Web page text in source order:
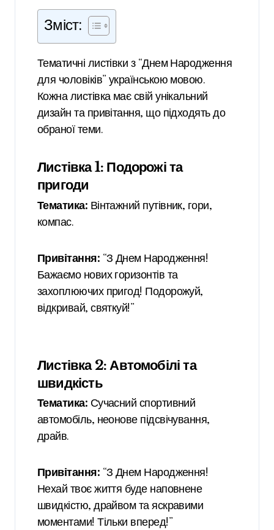
Зміст:
Тематичні листівки з “Днем Народження
для чоловіків” українською мовою.
Кожна листівка має свій унікальний
дизайн та привітання, що підходять до
обраної теми.
Листівка 1: Подорожі та
пригоди
Тематика: Вінтажний путівник, гори,
компас.
Привітання: “З Днем Народження!
Бажаємо нових горизонтів та
захоплюючих пригод! Подорожуй,
відкривай, святкуй!”
Листівка 2: Автомобілі та
швидкість
Тематика: Сучасний спортивний
автомобіль, неонове підсвічування,
драйв.
Привітання: “З Днем Народження!
Нехай твоє життя буде наповнене
швидкістю, драйвом та яскравими
моментами! Тільки вперед!”